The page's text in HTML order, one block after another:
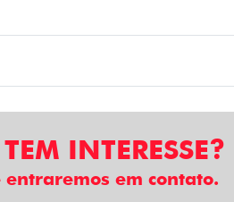
INTERESSE?
em contato.